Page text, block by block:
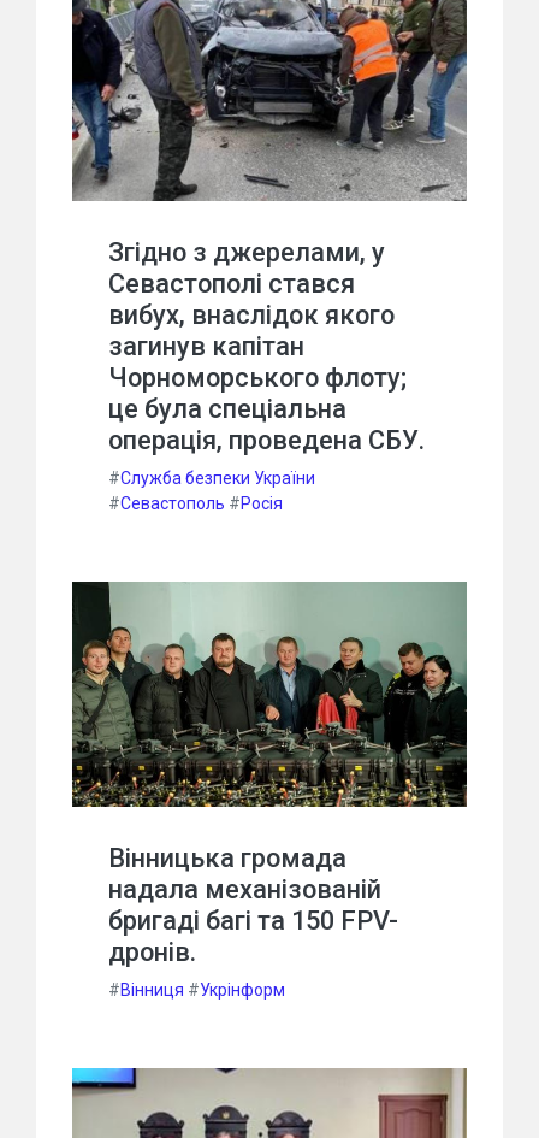
Згідно з джерелами, у
Севастополі стався
вибух, внаслідок якого
загинув капітан
Чорноморського флоту;
це була спеціальна
операція, проведена СБУ.
#Служба безпеки України
#Севастополь #Росія
Вінницька громада
надала механізованій
бригаді багі та 150 FPV-
дронів.
#Вінниця #Укрінформ